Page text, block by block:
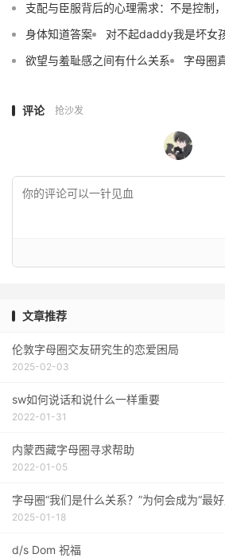
支配与臣服背后的心理需求：不是控制
身体知道答案
对不起daddy我是坏女
欲望与羞耻感之间有什么关系
字母圈
评论 抢沙发
文章推荐
伦敦字母圈交友研究生的恋爱困局
2025-02-03
sw如何说话和说什么一样重要
2022-01-31
内蒙西藏字母圈寻求帮助
2022-01-05
字母圈“我们是什么关系？”为何会成为“最
2025-01-18
d/s Dom 祝福